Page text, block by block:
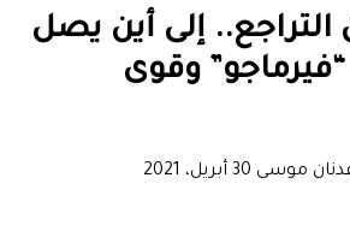
التراجع.. إلى أين يصل
وقوى
موسى أرسل
30 أبريل، 2021